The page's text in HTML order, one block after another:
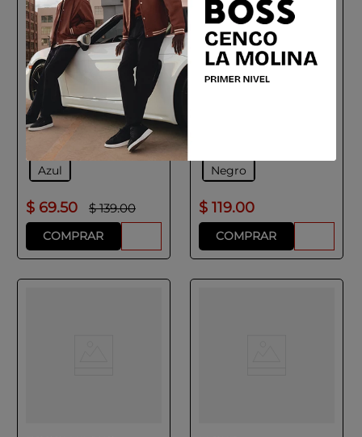
ADOLFO DOMINGUEZ
Portamóvil en piel azul
hombre
Azul
Talla
U
$ 69.50 $ 139.00
COMPRAR
ADOLFO DOMINGUEZ
Guantes Cuero Hombre
Color Negro Azul
Negro
$ 119.00
COMPRAR